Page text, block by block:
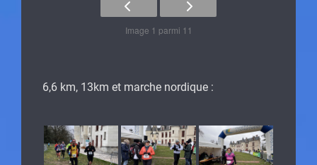
Image 1 parmi 11
6,6 km, 13km et marche nordique :